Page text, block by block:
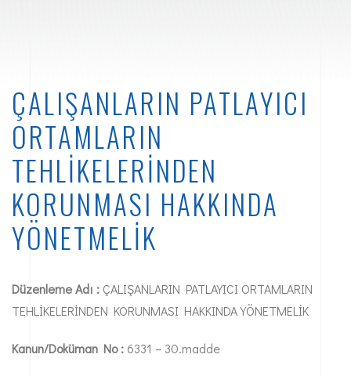
ÇALIŞANLARIN PATLAYICI
ORTAMLARIN
TEHLİKELERİNDEN
KORUNMASI HAKKINDA
YÖNETMELİK
Düzenleme Adı : ÇALIŞANLARIN PATLAYICI ORTAMLARIN
TEHLİKELERİNDEN KORUNMASI HAKKINDA YÖNETMELİK
Kanun/Doküman No : 6331 – 30.madde